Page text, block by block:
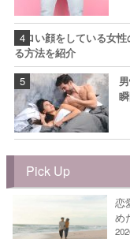
エロい顔をしている女
る方法を紹介
Pick Up
恋
め